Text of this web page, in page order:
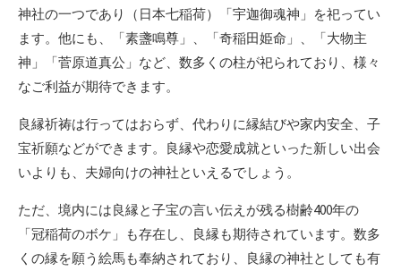
神社の一つであり（日本七稲荷）「宇迦御魂神」を祀ってい
ます。他にも、「素盞鳴尊」、「奇稲田姫命」、「大物主
神」「菅原道真公」など、数多くの柱が祀られており、様々
なご利益が期待できます。
良縁祈祷は行ってはおらず、代わりに縁結びや家内安全、子
宝祈願などができます。良縁や恋愛成就といった新しい出会
いよりも、夫婦向けの神社といえるでしょう。
ただ、境内には良縁と子宝の言い伝えが残る樹齢400年の
「冠稲荷のボケ」も存在し、良縁も期待されています。数多
くの縁を願う絵馬も奉納されており、良縁の神社としても有